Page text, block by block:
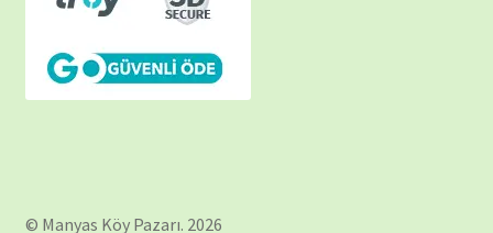
© Manyas Köy Pazarı. 2026